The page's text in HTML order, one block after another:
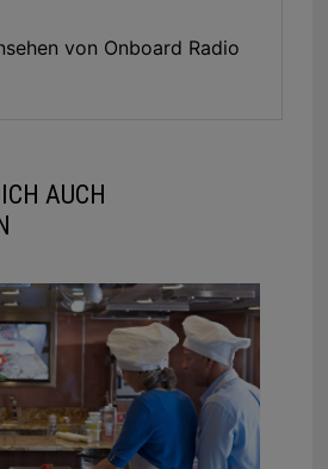
von Onboard Radio
AUCH